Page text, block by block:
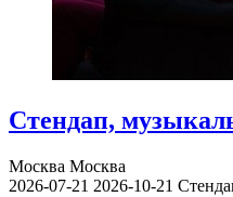
Стендап,
Москва Москва
2026-07-21 2026-10-21